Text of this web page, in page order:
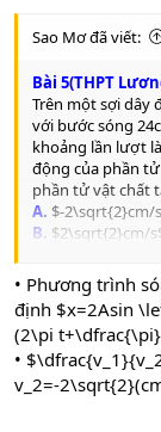
Sao Mơ đã viết:
Bài 5(THPT
Trên một sợi dây
với bước sóng
khoảng lần lượt
động của phần
phần tử vật chất
A. $-2\sqrt{2}cm/
B. $2\sqrt{2}cm/
D.
$2\sqrt{3}cm/s$
• Phương trình
định $x=2Asin
(2\pi
•
v_2=-